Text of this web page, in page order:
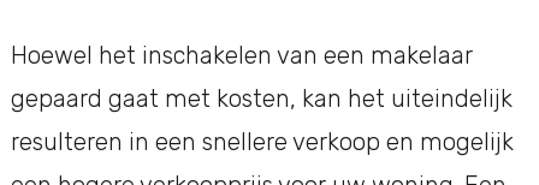
Hoewel het inschakelen van een makelaar
gepaard gaat met kosten, kan het uiteindelijk
resulteren in een snellere verkoop en mogelijk